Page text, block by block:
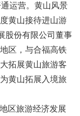
运营。黄山风景
黄山接待进山游
股份有限公司董事
区，与合福高铁
拓展黄山旅游客
黄山拓展入境旅
区旅游经济发展